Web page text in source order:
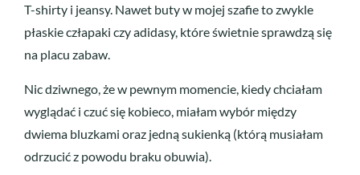
T-shirty i jeansy. Nawet buty w mojej szafie to zwykle
płaskie człapaki czy adidasy, które świetnie sprawdzą się
na placu zabaw.
Nic dziwnego, że w pewnym momencie, kiedy chciałam
wyglądać i czuć się kobieco, miałam wybór między
dwiema bluzkami oraz jedną sukienką (którą musiałam
odrzucić z powodu braku obuwia).